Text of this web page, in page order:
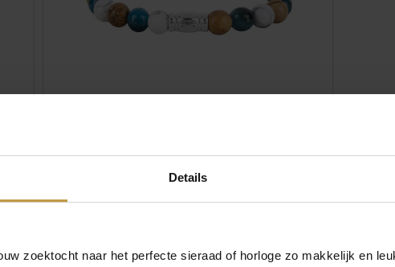
Details
zoektocht naar het perfecte sieraad of horloge zo makkelijk en
17,5CM AZ-BS046-A-175
Direct leverbaar, 1 werkdag